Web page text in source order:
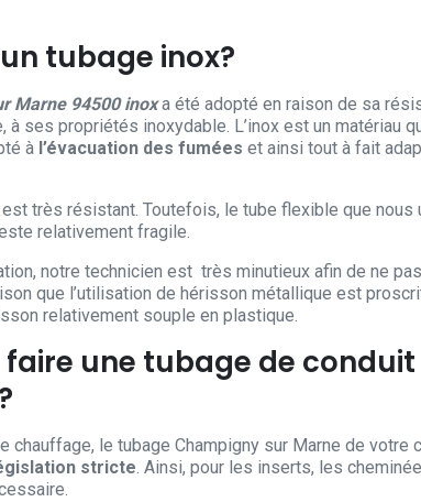
tubage inox?
Marne 94500 inoxa été adopté en raison de sa
à ses propriétés inoxydable. L’inox est un matériau
à l’évacuation des fumées et ainsi tout à fait
est très résistant. Toutefois, le tube flexible que
relativement fragile.
notre technicien est très minutieux afin de ne
que l’utilisation de hérisson métallique est
relativement souple en plastique.
une tubage de
chauffage, le tubage Champigny sur Marne de votre
stricte. Ainsi, pour les inserts, les